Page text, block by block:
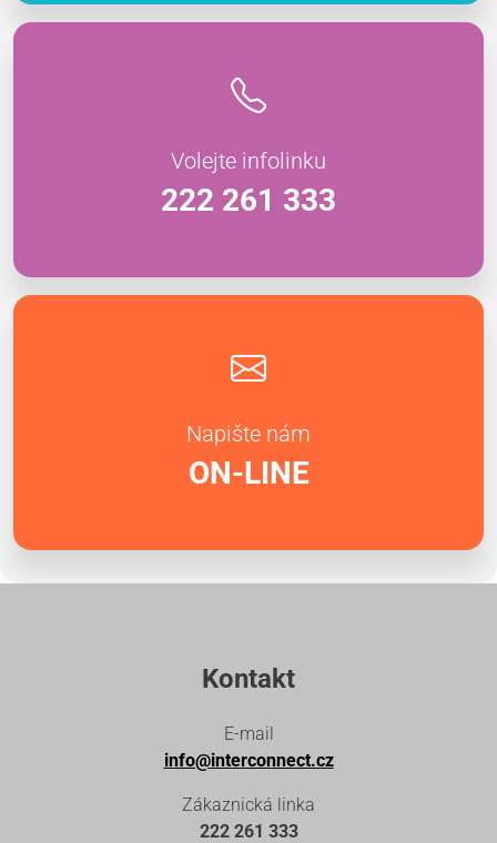
Volejte infolinku
222 261 333
Napište nám
ON-LINE
Kontakt
E-mail
info@interconnect.cz
Zákaznická linka
222 261 333